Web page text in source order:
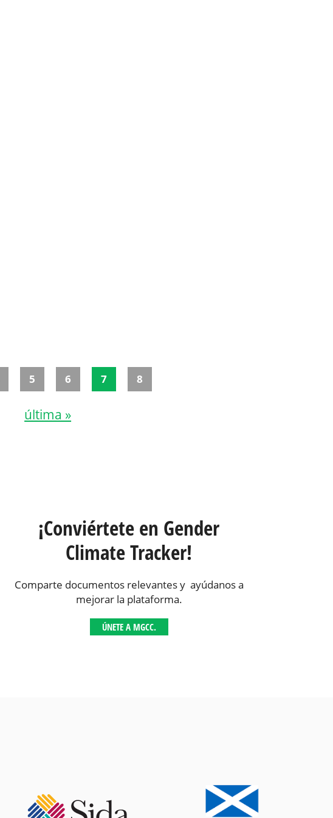
5 6 7 8
última »
¡Conviértete en Gender
Climate Tracker!
Comparte documentos relevantes y ayúdanos a
mejorar la plataforma.
ÚNETE A MGCC.